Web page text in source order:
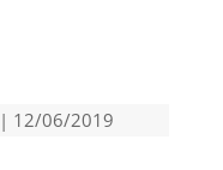
12/06/2019